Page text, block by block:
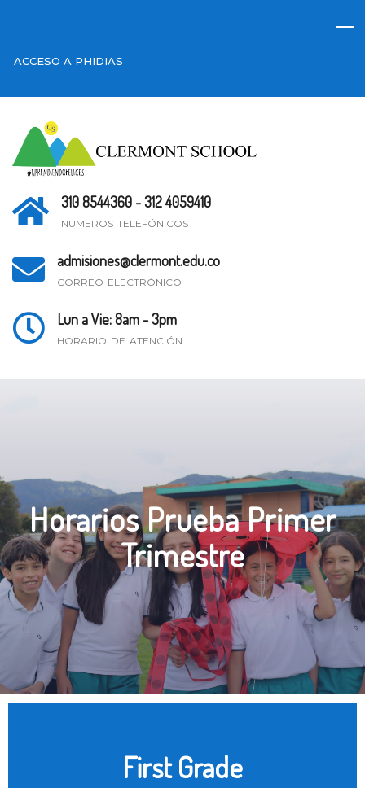
ACCESO A PHIDIAS
310 8544360 - 312 4059410
NUMEROS TELEFÓNICOS
admisiones@clermont.edu.co
CORREO ELECTRÓNICO
Lun a Vie: 8am - 3pm
HORARIO DE ATENCIÓN
Horarios Prueba Primer
Trimestre
First Grade